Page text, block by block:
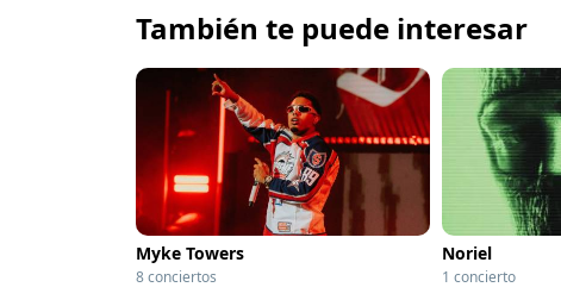
También te puede interesar
Myke Towers
8 conciertos
Noriel
1 concierto